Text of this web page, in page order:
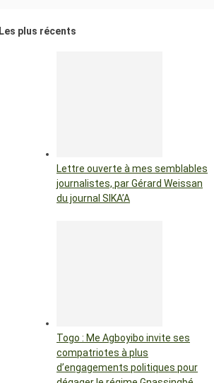
Les plus récents
Lettre ouverte à mes semblables
journalistes, par Gérard Weissan
du journal SIKA’A
Togo : Me Agboyibo invite ses
compatriotes à plus
d’engagements politiques pour